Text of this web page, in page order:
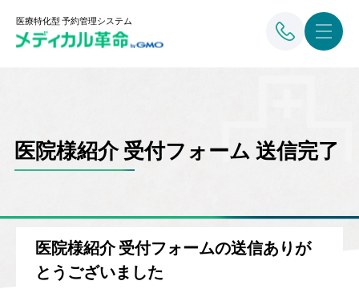
医療特化型 予約管理システム
医院様紹介 受付フォーム 送信完了
医院様紹介 受付フォームの送信ありが
とうございました